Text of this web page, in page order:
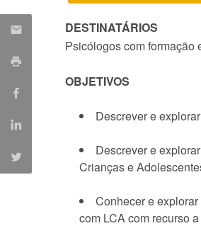
Contacts
DESTINATÁRIOS
Psicólogos com
OBJETIVOS
Descrever e
Descrever e
Crianças e
Conhecer e
com LCA com recurso